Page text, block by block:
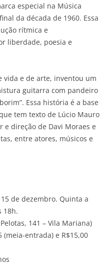
especial na Música
da década de 1960. Essa
rítmica e
liberdade, poesia e
vida e de arte, inventou um
guitarra com pandeiro
Essa história é a base
tem texto de Lúcio Mauro
e direção de Davi Moraes e
entre atores, músicos e
de dezembro. Quinta a
18h.
141 – Vila Mariana)
(meia-entrada) e R$15,00